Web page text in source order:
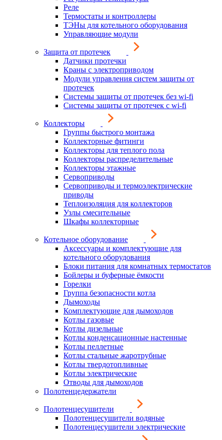
Реле
Термостаты и контроллеры
ТЭНы для котельного оборудования
Управляющие модули
Защита от протечек
Датчики протечки
Краны с электроприводом
Модули управления систем защиты от
протечек
Системы защиты от протечек без wi-fi
Системы защиты от протечек с wi-fi
Коллекторы
Группы быстрого монтажа
Коллекторные фитинги
Коллекторы для теплого пола
Коллекторы распределительные
Коллекторы этажные
Сервоприводы
Сервоприводы и термоэлектрические
приводы
Теплоизоляция для коллекторов
Узлы смесительные
Шкафы коллекторные
Котельное оборудование
Аксессуары и комплектующие для
котельного оборудования
Блоки питания для комнатных термостатов
Бойлеры и буферные ёмкости
Горелки
Группа безопасности котла
Дымоходы
Комплектующие для дымоходов
Котлы газовые
Котлы дизельные
Котлы конденсационные настенные
Котлы пеллетные
Котлы стальные жаротрубные
Котлы твердотопливные
Котлы электрические
Отводы для дымоходов
Полотенцедержатели
Полотенцесушители
Полотенцесушители водяные
Полотенцесушители электрические